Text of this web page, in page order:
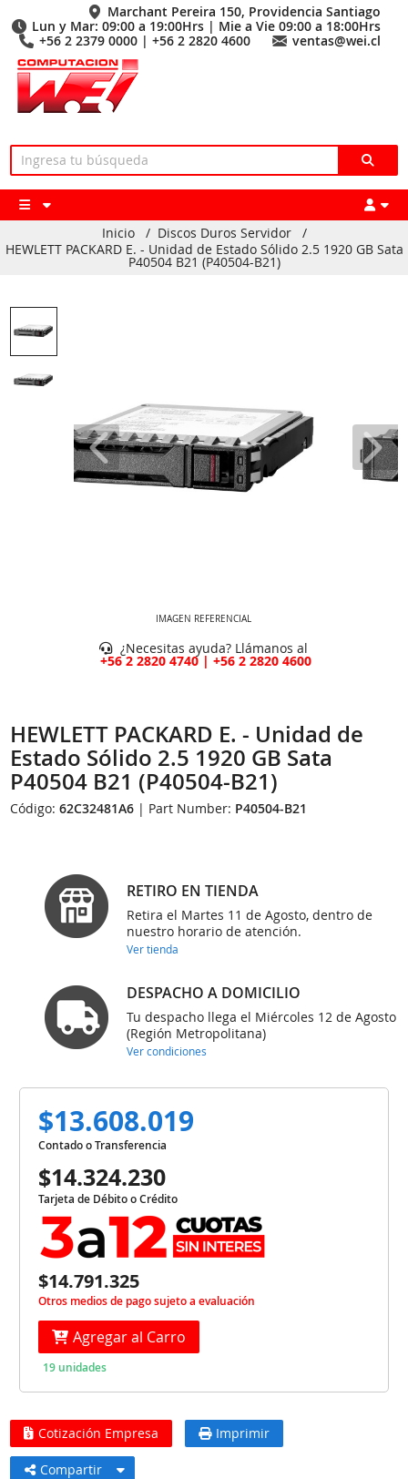
Marchant Pereira 150, Providencia Santiago
Lun y Mar: 09:00 a 19:00Hrs | Mie a Vie 09:00 a 18:00Hrs
+56 2 2379 0000 | +56 2 2820 4600
ventas@wei.cl
Inicio / Discos Duros Servidor
/
HEWLETT PACKARD E. - Unidad de Estado Sólido 2.5 1920 GB Sata
P40504 B21 (P40504-B21)
IMAGEN REFERENCIAL
¿Necesitas ayuda? Llámanos al
+56 2 2820 4740 | +56 2 2820 4600
HEWLETT PACKARD E. - Unidad de
Estado Sólido 2.5 1920 GB Sata
P40504 B21 (P40504-B21)
Código:62C32481A6 | Part Number: P40504-B21
RETIRO EN TIENDA
Retira el Martes 11 de Agosto, dentro de
nuestro horario de atención.
Ver tienda
DESPACHO A DOMICILIO
Tu despacho llega el Miércoles 12 de Agosto
(Región Metropolitana)
Ver condiciones
$13.608.019
Contado o Transferencia
$14.324.230
Tarjeta de Débito o Crédito
$14.791.325
Otros medios de pago sujeto a evaluación
Agregar al Carro
19 unidades
Cotización Empresa Imprimir
Compartir